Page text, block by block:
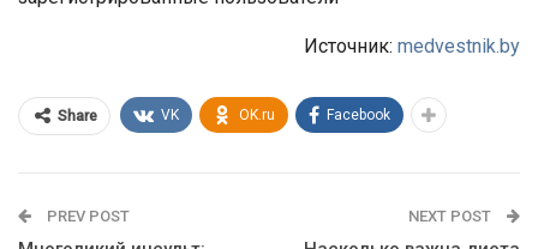
Источник: medvestnik.by
Share VK OK.ru Facebook
PREV POST NEXT POST